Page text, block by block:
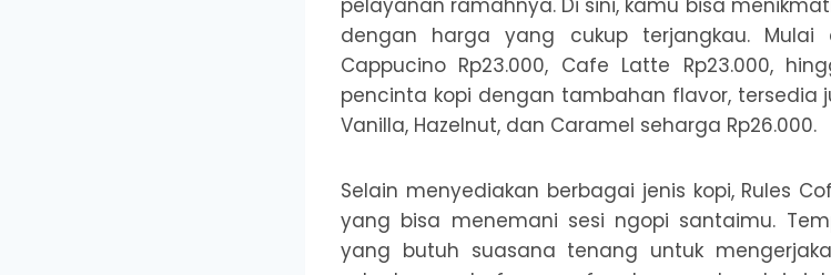
pelayanan ramahnya. Di sini, kamu bisa
dengan harga yang cukup terjangkau. Mulai
Cappucino Rp23.000, Cafe Latte Rp23.000,
pencinta kopi dengan tambahan flavor, tersedia
Vanilla, Hazelnut, dan Caramel seharga Rp26.000.
Selain menyediakan berbagai jenis kopi, Rules
yang bisa menemani sesi ngopi santaimu.
yang butuh suasana tenang untuk